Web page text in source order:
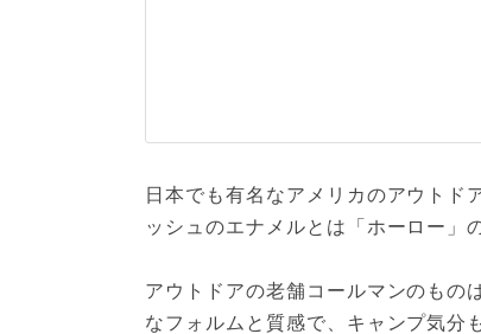
日本でも有名なアメリカのアウトド
ッシュのエナメルとは「ホーロー」
アウトドアの老舗コールマンのもの
なフォルムと質感で、キャンプ気分